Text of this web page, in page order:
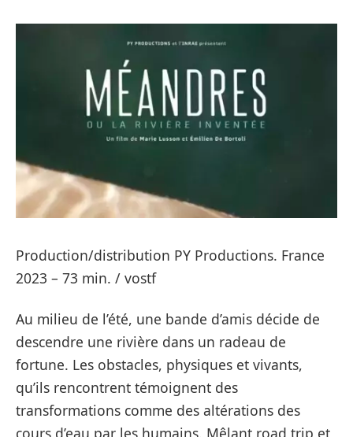
Production/distribution PY Productions. France
2023 – 73 min. / vostf
Au milieu de l’été, une bande d’amis décide de
descendre une rivière dans un radeau de
fortune. Les obstacles, physiques et vivants,
qu’ils rencontrent témoignent des
transformations comme des altérations des
cours d’eau par les humains. Mêlant road trip et